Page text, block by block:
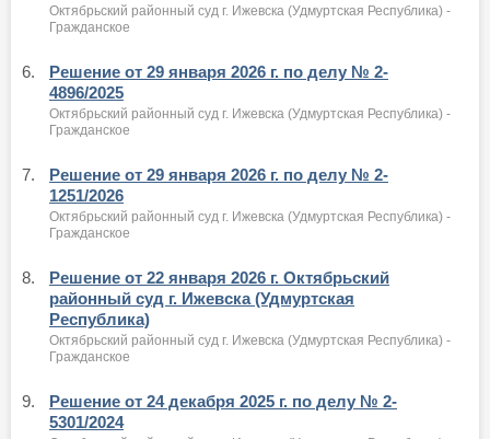
Октябрьский районный суд г. Ижевска (Удмуртская Республика) -
Гражданское
6.
Решение от 29 января 2026 г. по делу № 2-
4896/2025
Октябрьский районный суд г. Ижевска (Удмуртская Республика) -
Гражданское
7.
Решение от 29 января 2026 г. по делу № 2-
1251/2026
Октябрьский районный суд г. Ижевска (Удмуртская Республика) -
Гражданское
8.
Решение от 22 января 2026 г. Октябрьский
районный суд г. Ижевска (Удмуртская
Республика)
Октябрьский районный суд г. Ижевска (Удмуртская Республика) -
Гражданское
9.
Решение от 24 декабря 2025 г. по делу № 2-
5301/2024